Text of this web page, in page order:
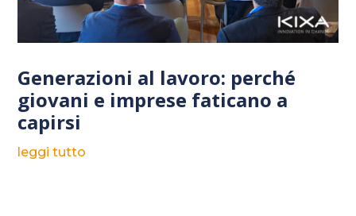
Generazioni al lavoro: perché
giovani e imprese faticano a
capirsi
leggi tutto